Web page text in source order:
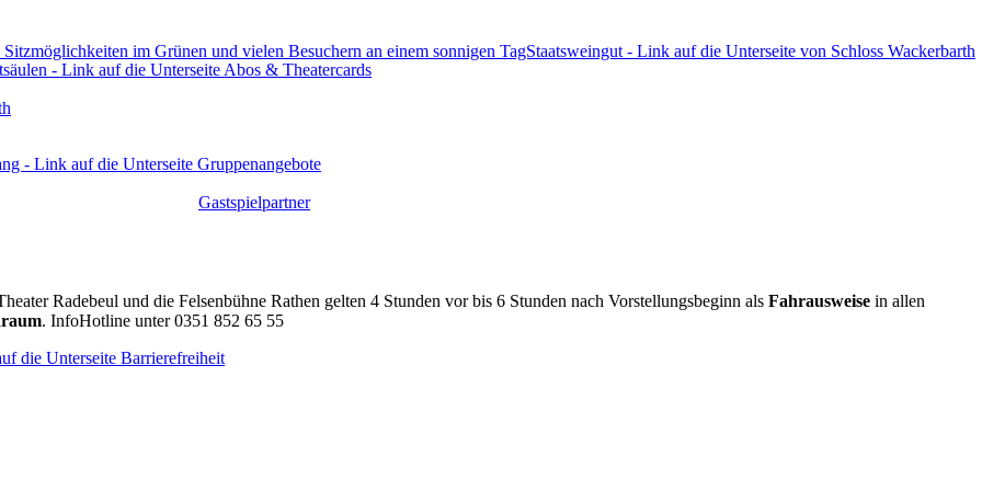
Gastspielpartner
Radebeul und die Felsenbühne Rathen gelten 4 Stunden vor bis 6 Stunden nach Vorstellungsbeginn als Fahrausweise in allen
. InfoHotline unter 0351 852 65 55